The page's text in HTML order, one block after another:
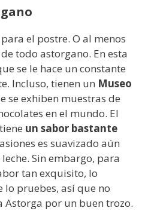
el postre. O al menos
todo astorgano. En esta
se le hace un constante
Incluso, tienen un Museo
se exhiben muestras de
en el mundo. El
un sabor bastante
es suavizado aún
Sin embargo, para
tan exquisito, lo
lo pruebes, así que no
Astorga por un buen trozo.